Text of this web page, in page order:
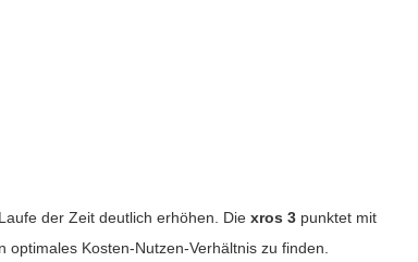
der Zeit deutlich erhöhen. Diexros 3 punktet mit
Kosten-Nutzen-Verhältnis zu finden.